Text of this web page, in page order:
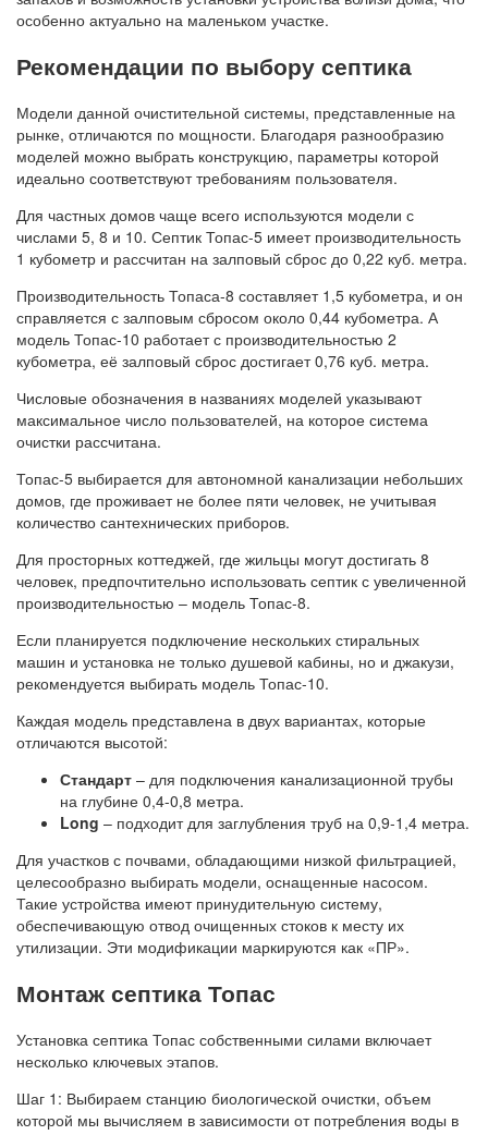
особенно актуально на маленьком участке.
Рекомендации по выбору септика
Модели данной очистительной системы, представленные на
рынке, отличаются по мощности. Благодаря разнообразию
моделей можно выбрать конструкцию, параметры которой
идеально соответствуют требованиям пользователя.
Для частных домов чаще всего используются модели с
числами 5, 8 и 10. Септик Топас-5 имеет производительность
1 кубометр и рассчитан на залповый сброс до 0,22 куб. метра.
Производительность Топаса-8 составляет 1,5 кубометра, и он
справляется с залповым сбросом около 0,44 кубометра. А
модель Топас-10 работает с производительностью 2
кубометра, её залповый сброс достигает 0,76 куб. метра.
Числовые обозначения в названиях моделей указывают
максимальное число пользователей, на которое система
очистки рассчитана.
Топас-5 выбирается для автономной канализации небольших
домов, где проживает не более пяти человек, не учитывая
количество сантехнических приборов.
Для просторных коттеджей, где жильцы могут достигать 8
человек, предпочтительно использовать септик с увеличенной
производительностью – модель Топас-8.
Если планируется подключение нескольких стиральных
машин и установка не только душевой кабины, но и джакузи,
рекомендуется выбирать модель Топас-10.
Каждая модель представлена в двух вариантах, которые
отличаются высотой:
Стандарт – для подключения канализационной трубы
на глубине 0,4-0,8 метра.
Long – подходит для заглубления труб на 0,9-1,4 метра.
Для участков с почвами, обладающими низкой фильтрацией,
целесообразно выбирать модели, оснащенные насосом.
Такие устройства имеют принудительную систему,
обеспечивающую отвод очищенных стоков к месту их
утилизации. Эти модификации маркируются как «ПР».
Монтаж септика Топас
Установка септика Топас собственными силами включает
несколько ключевых этапов.
Шаг 1: Выбираем станцию биологической очистки, объем
которой мы вычисляем в зависимости от потребления воды в